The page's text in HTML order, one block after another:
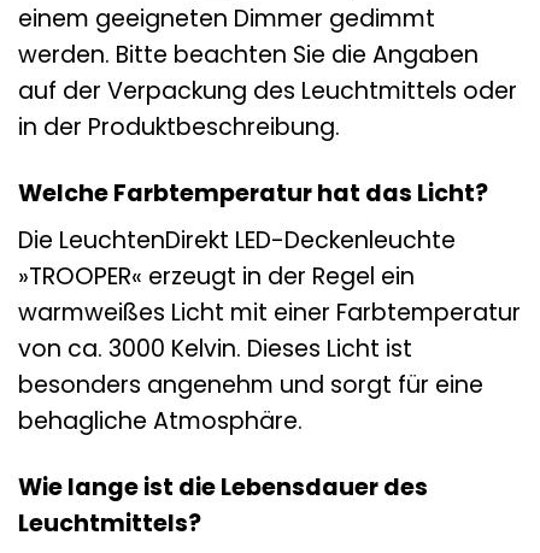
einem geeigneten Dimmer gedimmt
werden. Bitte beachten Sie die Angaben
auf der Verpackung des Leuchtmittels oder
in der Produktbeschreibung.
Welche Farbtemperatur hat das Licht?
Die LeuchtenDirekt LED-Deckenleuchte
»TROOPER« erzeugt in der Regel ein
warmweißes Licht mit einer Farbtemperatur
von ca. 3000 Kelvin. Dieses Licht ist
besonders angenehm und sorgt für eine
behagliche Atmosphäre.
Wie lange ist die Lebensdauer des
Leuchtmittels?